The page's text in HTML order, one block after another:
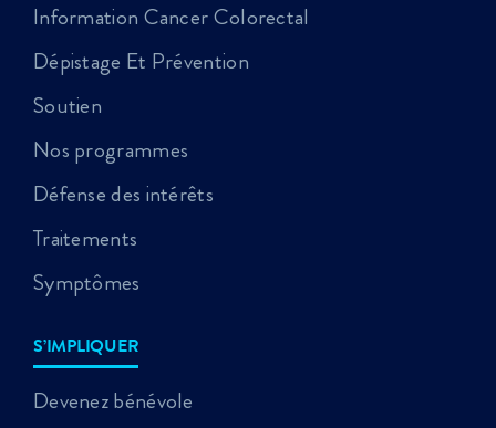
Information Cancer Colorectal
Dépistage Et Prévention
Soutien
Nos programmes
Défense des intérêts
Traitements
Symptômes
S’IMPLIQUER
Devenez bénévole